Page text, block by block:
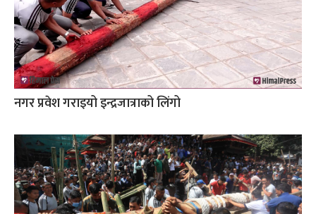
नगर प्रवेश गराइयो इन्द्रजात्राको लिंगो